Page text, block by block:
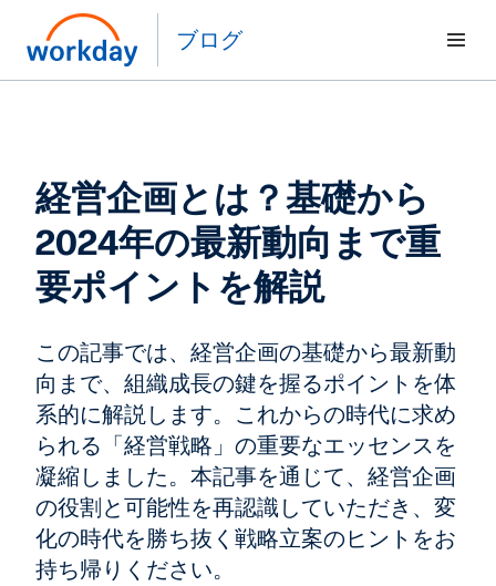
ブログ
経営企画とは？基礎から
2024年の最新動向まで重
要ポイントを解説
この記事では、経営企画の基礎から最新動
向まで、組織成長の鍵を握るポイントを体
系的に解説します。これからの時代に求め
られる「経営戦略」の重要なエッセンスを
凝縮しました。本記事を通じて、経営企画
の役割と可能性を再認識していただき、変
化の時代を勝ち抜く戦略立案のヒントをお
持ち帰りください。